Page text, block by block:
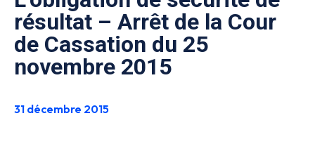
résultat – Arrêt de la Cour
de Cassation du 25
novembre 2015
31 décembre 2015